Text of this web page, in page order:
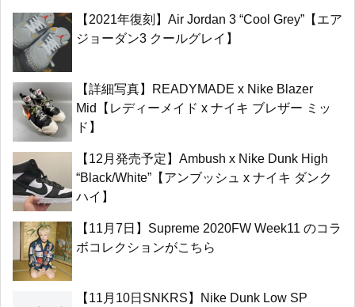
【2021年復刻】Air Jordan 3 “Cool Grey”【エア
ジョーダン3 クールグレイ】
【詳細写真】READYMADE x Nike Blazer
Mid【レディーメイド x ナイキ ブレザー ミッ
ド】
【12月発売予定】Ambush x Nike Dunk High
“Black/White”【アンブッシュ x ナイキ ダンク
ハイ】
【11月7日】Supreme 2020FW Week11 のコラ
ボコレクションがこちら
【11月10日SNKRS】Nike Dunk Low SP